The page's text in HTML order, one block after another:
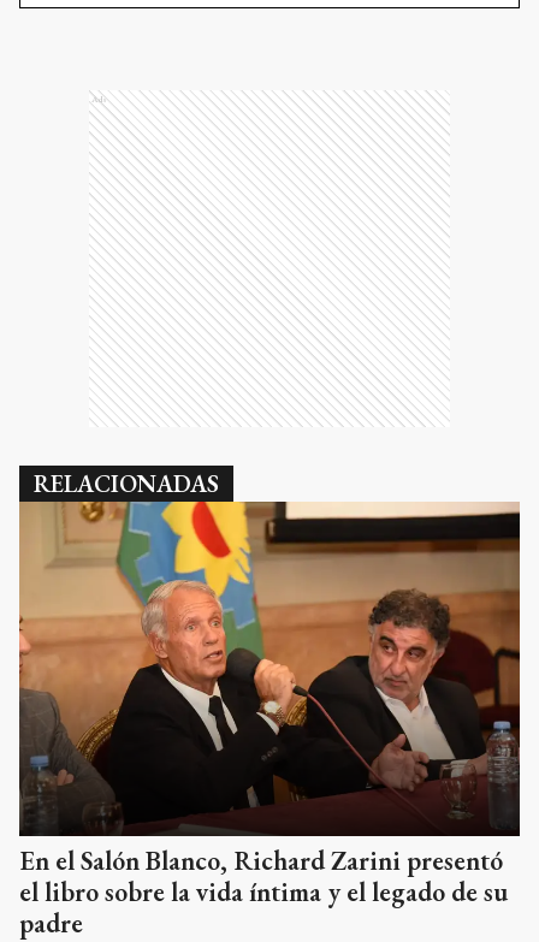
Ads
RELACIONADAS
En el Salón Blanco, Richard Zarini presentó
el libro sobre la vida íntima y el legado de su
padre